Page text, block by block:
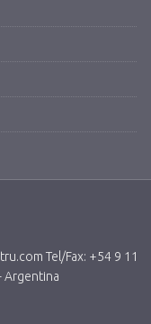
Tel/Fax: +54 9 11
Argentina